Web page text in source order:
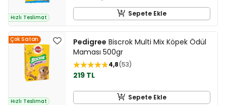
Hızlı Teslimat Sepete Ekle
Çok Satan
Hızlı Teslimat
Pedigree Biscrok Multi Mix Köpek Ödül
Maması 500gr
4,8 53
219 TL
Sepete Ekle